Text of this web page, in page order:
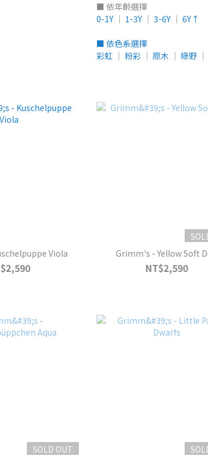
■ 依年齡選擇
0-1Y │ 1-3Y │ 3-6Y │ 6Y↑
■ 依色系選擇
彩虹 │ 粉彩 │ 原木 │ 綠野 │
Viola
Grimm's - Yellow Soft
NT$2,590
SOLD OUT